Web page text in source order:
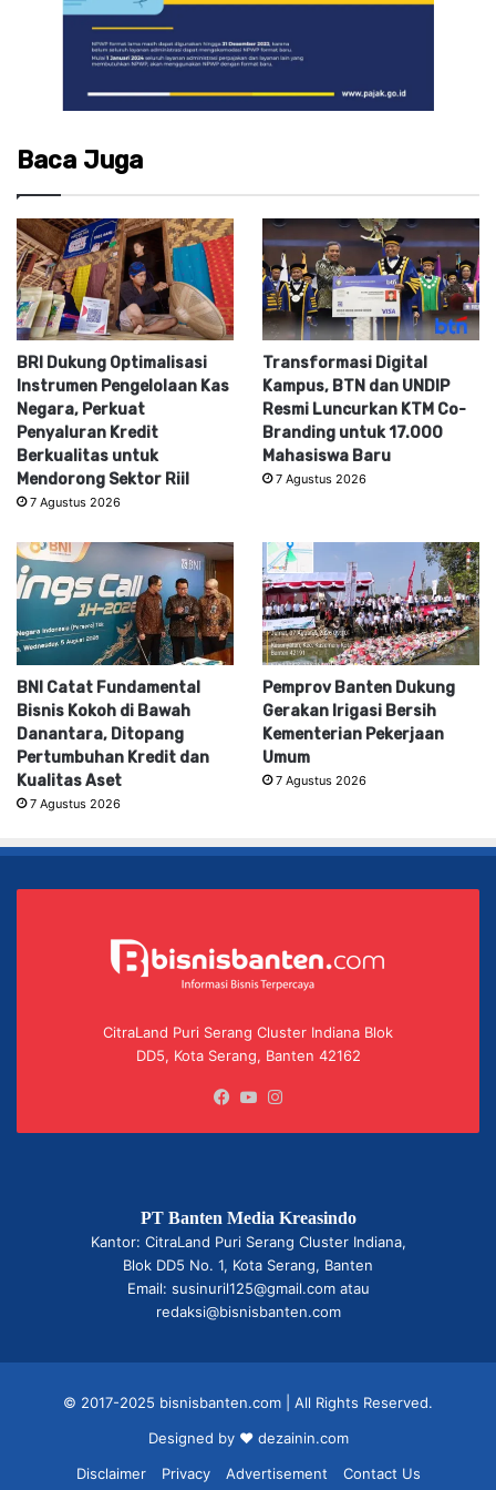
Baca Juga
BRI Dukung Optimalisasi
Instrumen Pengelolaan Kas
Negara, Perkuat
Penyaluran Kredit
Berkualitas untuk
Mendorong Sektor Riil
7 Agustus 2026
Transformasi Digital
Kampus, BTN dan UNDIP
Resmi Luncurkan KTM Co-
Branding untuk 17.000
Mahasiswa Baru
7 Agustus 2026
BNI Catat Fundamental
Bisnis Kokoh di Bawah
Danantara, Ditopang
Pertumbuhan Kredit dan
Kualitas Aset
7 Agustus 2026
Pemprov Banten Dukung
Gerakan Irigasi Bersih
Kementerian Pekerjaan
Umum
7 Agustus 2026
CitraLand Puri Serang Cluster Indiana Blok
DD5, Kota Serang, Banten 42162
Facebook
YouTube
PT Banten Media Kreasindo
Kantor: CitraLand Puri Serang Cluster Indiana,
Blok DD5 No. 1, Kota Serang, Banten
Email: susinuril125@gmail.com atau
redaksi@bisnisbanten.com
© 2017-2025 bisnisbanten.com | All Rights Reserved.
Designed by ❤ dezainin.com
Disclaimer
Privacy Advertisement Contact Us